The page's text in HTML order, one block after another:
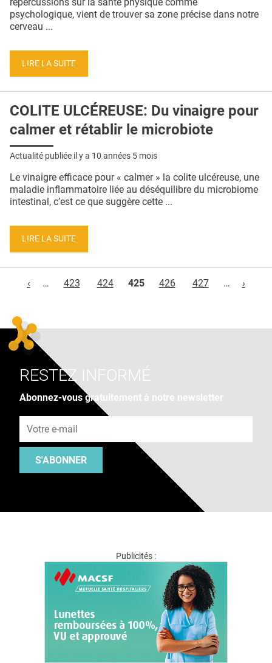
psychologique, vient de trouver sa zone précise dans notre
cerveau ...
LIRE LA SUITE
COLITE ULCÉREUSE: Du vinaigre pour
calmer et rétablir le microbiote
Actualité publiée il y a 10 années 5 mois
Le vinaigre efficace pour « calmer » la colite ulcéreuse, une
maladie inflammatoire liée au déséquilibre du microbiome
intestinal, c’est ce que suggère cette ...
LIRE LA SUITE
‹
… 423 424 425 426 427 … ›
RESTEZ INFORMÉ
Abonnez-vous gratuitement à notre newsletter
S'ABONNER
Publicités :